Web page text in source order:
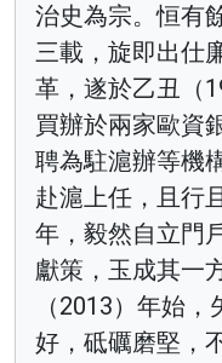
治史為宗。恒有
三載，旋即出仕
革，遂於乙丑（
買辦於兩家歐資
聘為駐滬辦等機
赴滬上任，且行
年，毅然自立門
獻策，玉成其一
（2013）年始
好，砥礪磨堅，